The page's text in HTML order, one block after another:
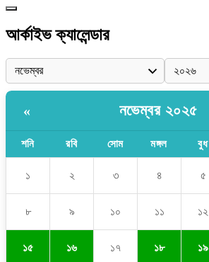
আর্কাইভ ক্যালেন্ডার
« নভেম্বর ২০২৫
শনি রবি সোম মঙ্গল বুধ
১ ২ ৩ ৪ ৫
৮ ৯ ১০ ১১ ১২
১৫ ১৬ ১৭ ১৮ ১৯